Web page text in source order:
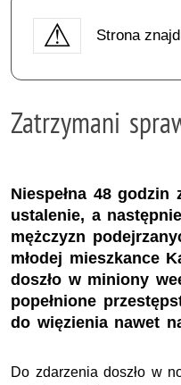
Strona
Zatrzymani
Niespełna 48 godzin
ustalenie, a
mężczyzn
młodej mieszkance
doszło w miniony
popełnione
do więzienia nawet
Do zdarzenia doszło w